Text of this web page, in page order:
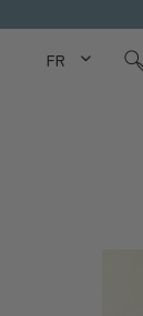
FR Love Kids